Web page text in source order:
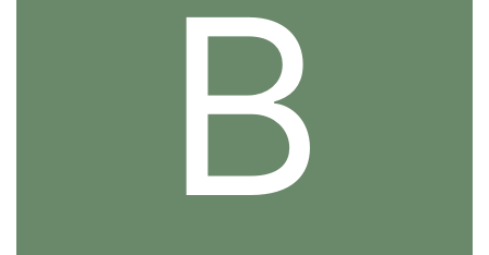
В